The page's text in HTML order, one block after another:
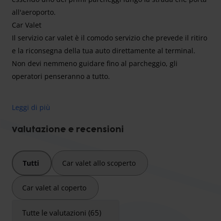
all'aeroporto.
Car Valet
Il servizio car valet è il comodo servizio che prevede il ritiro
e la riconsegna della tua auto direttamente al terminal.
Non devi nemmeno guidare fino al parcheggio, gli
operatori penseranno a tutto.
Scopri la comodità e la sicurezza del Car Parking con
servizio car valet, situato a pochi minuti dall'aeroporto. Car
arriva direttamente al terminal, affida la tua auto a uno dei
nostri operatori qualificati e parti per il tuo viaggio in tutta
tranquillità! Perfetto per viaggiatori frequenti, famiglie e
professionisti, il nostro parcheggio garantisce la massima
auto ci pensiamo noi!
Leggi di più
Valutazione e recensioni
Tutti Car valet allo scoperto
Car valet al coperto
Tutte le valutazioni (65)